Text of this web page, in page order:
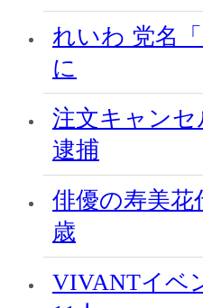
れいわ 党名
に
注文キャン
逮捕
俳優の寿美花
歳
VIVANTイベ